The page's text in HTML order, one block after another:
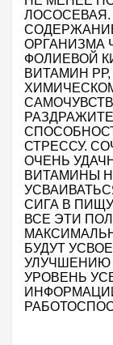
ОРГАНИЗМА
ФОЛИЕВОЙ
ВИТАМИН
СТРЕССУ.
ОЧЕНЬ
ВИТАМИНЫ
СИГА В
ВСЕ ЭТИ
БУДУТ
УЛУЧШЕНИЮ
УРОВЕНЬ